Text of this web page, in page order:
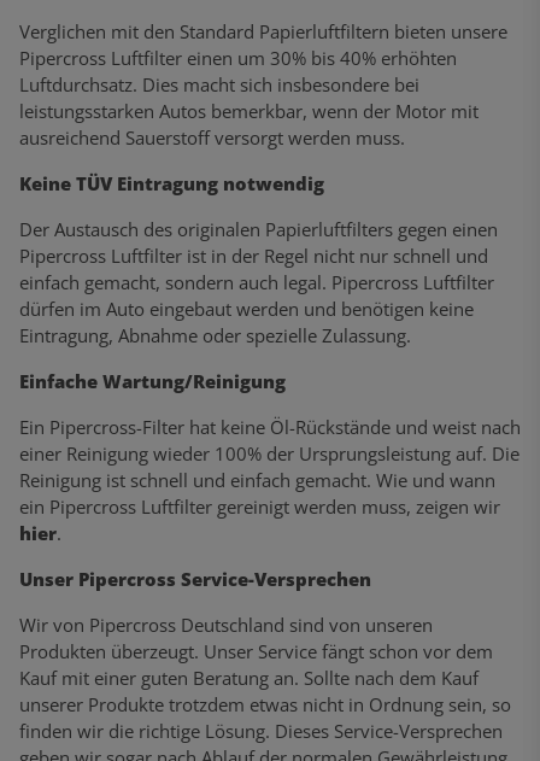
Verglichen mit den Standard Papierluftfiltern bieten unsere
Pipercross Luftfilter einen um 30% bis 40% erhöhten
Luftdurchsatz. Dies macht sich insbesondere bei
leistungsstarken Autos bemerkbar, wenn der Motor mit
ausreichend Sauerstoff versorgt werden muss.
Keine TÜV Eintragung notwendig
Der Austausch des originalen Papierluftfilters gegen einen
Pipercross Luftfilter ist in der Regel nicht nur schnell und
einfach gemacht, sondern auch legal. Pipercross Luftfilter
dürfen im Auto eingebaut werden und benötigen keine
Eintragung, Abnahme oder spezielle Zulassung.
Einfache Wartung/Reinigung
Ein Pipercross-Filter hat keine Öl-Rückstände und weist nach
einer Reinigung wieder 100% der Ursprungsleistung auf. Die
Reinigung ist schnell und einfach gemacht. Wie und wann
ein Pipercross Luftfilter gereinigt werden muss, zeigen wir
hier.
Unser Pipercross Service-Versprechen
Wir von Pipercross Deutschland sind von unseren
Produkten überzeugt. Unser Service fängt schon vor dem
Kauf mit einer guten Beratung an. Sollte nach dem Kauf
unserer Produkte trotzdem etwas nicht in Ordnung sein, so
finden wir die richtige Lösung. Dieses Service-Versprechen